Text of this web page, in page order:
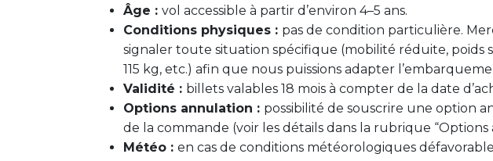
Âge : vol accessible à partir d’environ 4–5 ans.
Conditions physiques : pas de condition particulière.
signaler toute situation spécifique (mobilité réduite, poids
115 kg, etc.) afin que nous puissions adapter
Validité : billets valables 18 mois à compter de la date
Options annulation : possibilité de souscrire une option
de la commande (voir les détails dans la rubrique “Options
Météo : en cas de conditions météorologiques